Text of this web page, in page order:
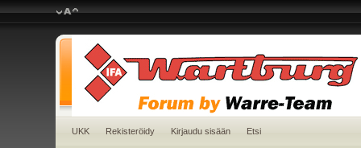
UKK Rekisteröidy Kirjaudu sisään Etsi